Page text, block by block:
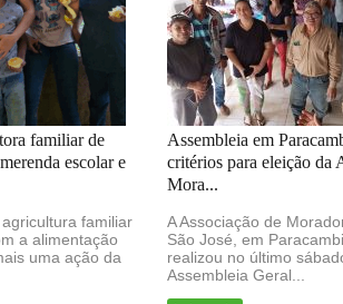
familiar de
escolar e
familiar
a alimentação
uma ação da
Assembleia em
critérios para eleição da
Mora...
A Associação de
São José, em
realizou no último
Assembleia Geral...